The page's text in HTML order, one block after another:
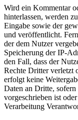
Wird ein Kommentar
hinterlassen, werden
Eingabe sowie der
und veröffentlicht.
der dem Nutzer
Speicherung der IP-
den Fall, dass der
Rechte Dritter verletzt
erfolgt keine
Daten an Dritte,
vorgeschrieben ist
Verarbeitung